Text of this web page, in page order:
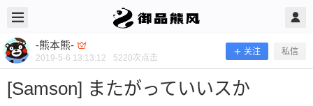
-熊本熊-
2019-5-6 13:13:12 5220次点击
关注 私信
[Samson] またがっていいスか
-熊本熊- @ 御品熊风 2019/5/06